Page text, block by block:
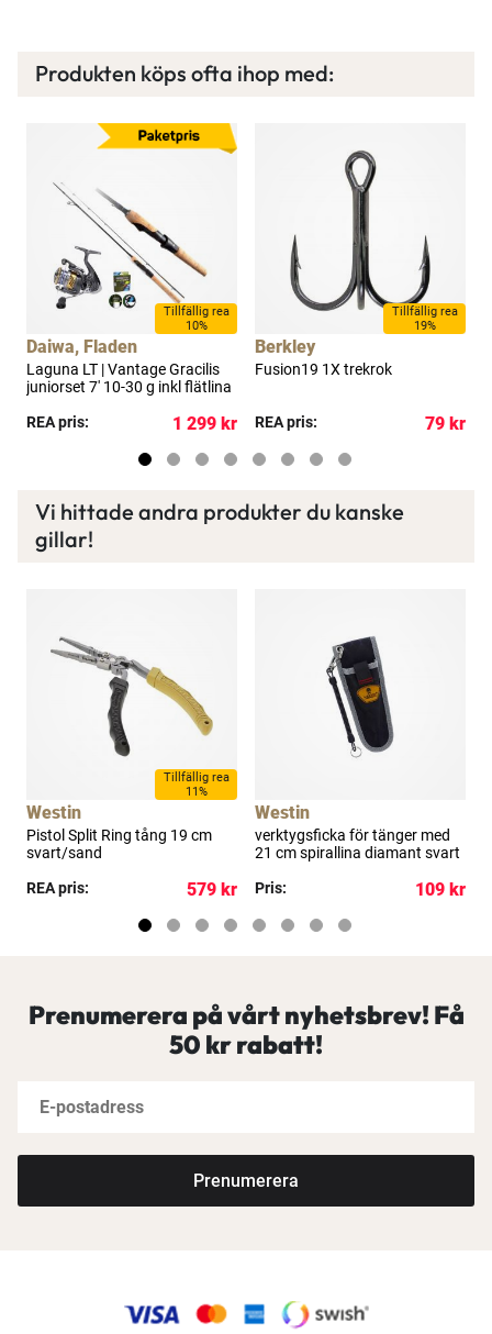
Spana in FJ Max
Ett exklusivt medlemskap med många förmåner.
Bättre priser, fri frakt på alla ordrar, bonuscheck
varje månad och mycket mer. Spara tusenlappar
idag!
Läs mer här
Produkten köps ofta ihop med:
Tillfällig rea
10%
Daiwa, Fladen
Laguna LT | Vantage Gracilis
juniorset 7' 10-30 g inkl flätlina
REA pris:
1 299 kr
Tillfällig rea
19%
Berkley
Fusion19 1X trekrok
REA pris: 79 kr
Vi hittade andra produkter du kanske
gillar!
Tillfällig rea
11%
Westin
Pistol Split Ring tång 19 cm
svart/sand
REA pris:
579 kr
Westin
verktygsficka för tänger med
21 cm spirallina diamant svart
Pris:
109 kr
Prenumerera på vårt nyhetsbrev! Få
50 kr rabatt!
Prenumerera